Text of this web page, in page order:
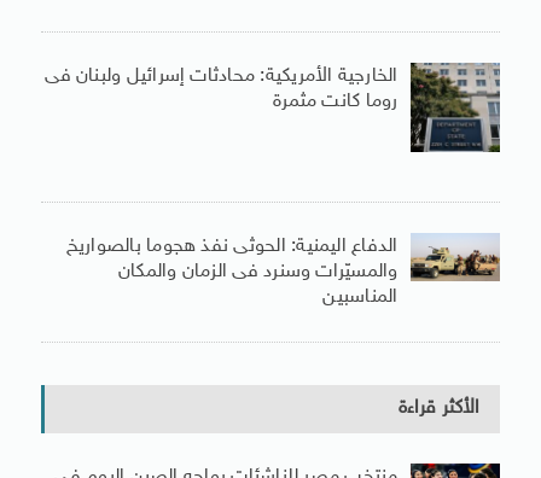
الخارجية الأمريكية: محادثات إسرائيل ولبنان فى
روما كانت مثمرة
الدفاع اليمنية: الحوثى نفذ هجوما بالصواريخ
والمسيّرات وسنرد فى الزمان والمكان
المناسبين
الأكثر قراءة